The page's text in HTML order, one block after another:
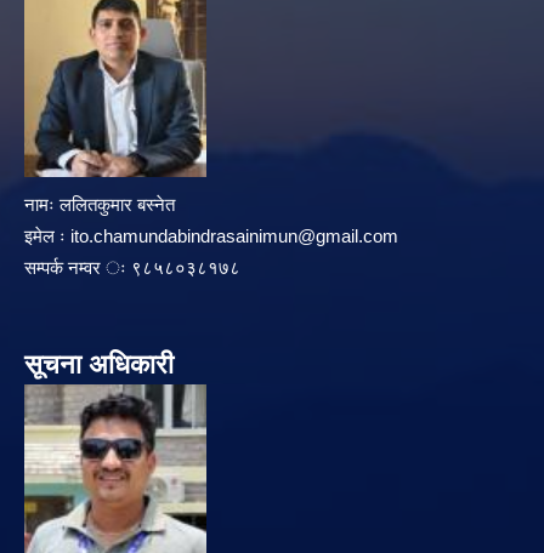
नामः ललितकुमार बस्नेत
इमेल ः ito.chamundabindrasainimun@gmail.com
सम्पर्क नम्वर ः ९८५८०३८१७८
सूचना अधिकारी